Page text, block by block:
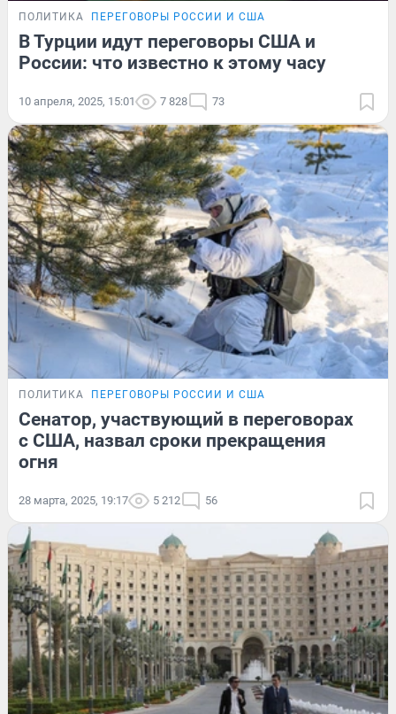
ПОЛИТИКА ПЕРЕГОВОРЫ РОССИИ И США
В Турции идут переговоры США и
России: что известно к этому часу
10 апреля, 2025, 15:01 7 828 73
ПОЛИТИКА ПЕРЕГОВОРЫ РОССИИ И США
Сенатор, участвующий в переговорах
с США, назвал сроки прекращения
огня
28 марта, 2025, 19:17 5 212 56